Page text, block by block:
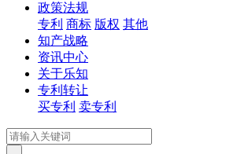
政策法规
专利 商标 版权 其他
知产战略
资讯中心
关于乐知
专利转让
买专利 卖专利